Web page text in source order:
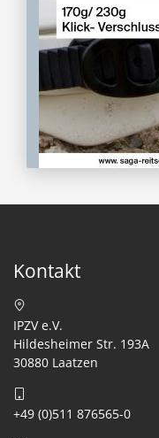
Kontakt
IPZV e.V.
Hildesheimer Str. 193A
30880 Laatzen
+49 (0)511 876565-0